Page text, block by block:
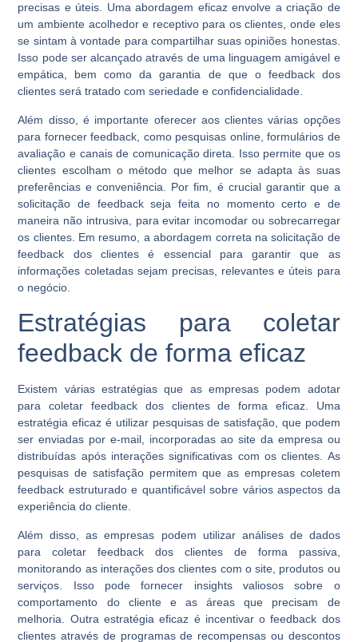
precisas e úteis. Uma abordagem eficaz envolve a criação de
um ambiente acolhedor e receptivo para os clientes, onde eles
se sintam à vontade para compartilhar suas opiniões honestas.
Isso pode ser alcançado através de uma linguagem amigável e
empática, bem como da garantia de que o feedback dos
clientes será tratado com seriedade e confidencialidade.
Além disso, é importante oferecer aos clientes várias opções
para fornecer feedback, como pesquisas online, formulários de
avaliação e canais de comunicação direta. Isso permite que os
clientes escolham o método que melhor se adapta às suas
preferências e conveniência. Por fim, é crucial garantir que a
solicitação de feedback seja feita no momento certo e de
maneira não intrusiva, para evitar incomodar ou sobrecarregar
os clientes. Em resumo, a abordagem correta na solicitação de
feedback dos clientes é essencial para garantir que as
informações coletadas sejam precisas, relevantes e úteis para
o negócio.
Estratégias para coletar
feedback de forma eficaz
Existem várias estratégias que as empresas podem adotar
para coletar feedback dos clientes de forma eficaz. Uma
estratégia eficaz é utilizar pesquisas de satisfação, que podem
ser enviadas por e-mail, incorporadas ao site da empresa ou
distribuídas após interações significativas com os clientes. As
pesquisas de satisfação permitem que as empresas coletem
feedback estruturado e quantificável sobre vários aspectos da
experiência do cliente.
Além disso, as empresas podem utilizar análises de dados
para coletar feedback dos clientes de forma passiva,
monitorando as interações dos clientes com o site, produtos ou
serviços. Isso pode fornecer insights valiosos sobre o
comportamento do cliente e as áreas que precisam de
melhoria. Outra estratégia eficaz é incentivar o feedback dos
clientes através de programas de recompensas ou descontos